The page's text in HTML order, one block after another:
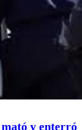
y enterró